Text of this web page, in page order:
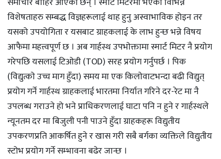
विशेषताहरु सम्बद्ध विज्ञहरूलाई थाह हुनु अस्वाभाविक होइन तर
यसको उपयोगिता र यसबाट ग्राहकलाई के लाभ हुन्छ भन्ने विषय
आफैमा महत्त्वपूर्ण छ । अब गार्हस्थ उपभाेक्तामा स्मार्ट मिटर नै प्रयोग
गरेपछि यसलाई टिओडी (TOD) सरह प्रयोग गर्नुपर्छ । पिक
(विद्युत्काे उच्च माग हुँदा) समय मा एक किलाेवाटभन्दा बढी विद्युत्
प्रयोग गर्ने गार्हस्थ ग्राहकलाई भारतमा निर्यात गरिने दर-रेट मा नै
उपलब्ध गराउने हो भने प्राधिकरणलाई घाटा पनि न हुने र गार्हस्थले
न्यूनतम दर मा बिजुली पनी पाउने हुँदा ग्राहकहरू विद्युतीय
उपकरणप्रति आकर्षित हुने र खास गरी सबै बर्गका व्यक्तिले विद्युतीय
स्टोभ प्रयोग गर्ने सम्भावना बढेर जान्छ ।